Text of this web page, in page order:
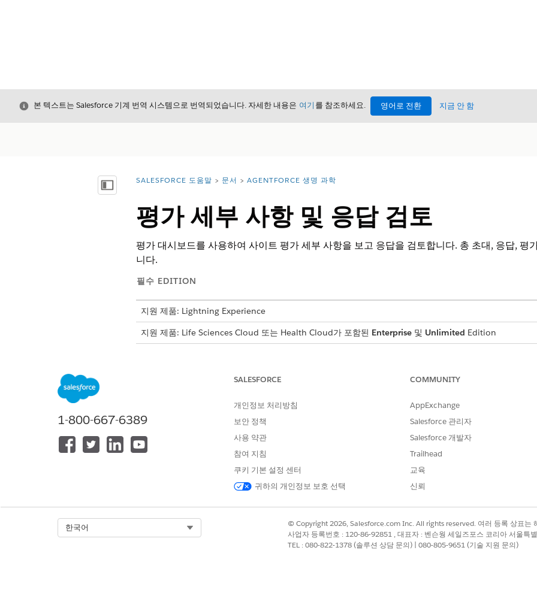
닫기본 텍스트는 Salesforce 기계 번역 시스템으로 번역되었습니다. 자세한 내용은 여기 를 참조하세요. 영어로 전환 지금 안 함
목차 표시 위치:
SALESFORCE 도움말 문서 AGENTFORCE 생명 과학
평가 세부 사항 및 응답 검토
평가 대시보드를 사용하여 사이트 평가 세부 사항을 보고 응답을 검토합니다. 총 초대, 응답, 평
니다.
필수 EDITION
지원 제품: Lightning Experience
지원 제품: Life Sciences Cloud 또는 Health Cloud가 포함된 Enterprise및 Unlimited Edition
평가 세부 사항 및 응답 검토:
Health Cloud Starter
AND
사이트 관리를 위한 연구 관
평가 대시보드의 히스토그램을 사용하여 질문에 대해 설정한 점수를 기반으로 평가 응답을 포
특정 사이트 또는 조사자의 평가 응답 세부 사항으로 이동합니다. 고급 필터 옵션을 사용하여 최
램에서 사이트를 필터링합니다.
평가가 완료된 연구를 선택합니다.
평가 설문 조사 탭에서 평가를 선택하고결과 표시를 클릭합니다.
평가 응답 점수를 기반으로 사이트를 필터링하려면 고급 필터 섹션을 확장하고 최소 점수와 최대 점수
1-800-667-6389
SALESFORCE
개인정보 처리방침
보안 정책
사용 약관
참여 지침
쿠키 기본 설정 센터
귀하의 개인정보 보호 선택
COMMUNITY
AppExchange
Salesforce 관리자
Salesforce 개발자
Trailhead
교육
신뢰
한국어
© Copyright 2026, Salesforce.com Inc. All rights reserved. 여러 등록 상표는
사업자 등록번호 : 120-86-92851 , 대표자 : 벤슨웡 세일즈포스 코리아 서울
TEL : 080-822-1378 (솔루션 상담 문의) | 080-805-9651 (기술 지원 문의)